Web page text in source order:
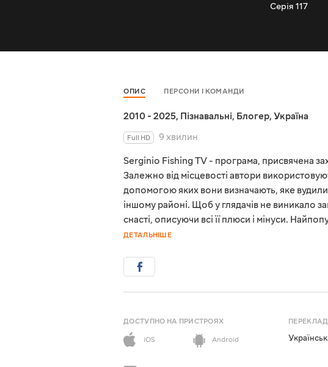
Серія 117
ОПИС ПЕРСОНИ І КОМАНДИ
2010 - 2025, Пізнавальні, Блогер, Україна
Full HD
9 хвилин
Serginio Fishing TV - програма, присвячена
Залежно від місцевості автори
допомогою яких вони визначають, яке
іншому районі. Щоб у глядачів не виникало
снасті, описуючи всі її плюси і мінуси.
ДЕТАЛЬНІШЕ
ДОСТУПНО НА ПРИСТРОЯХ
iOS
Android
ПЕРЕКЛАД